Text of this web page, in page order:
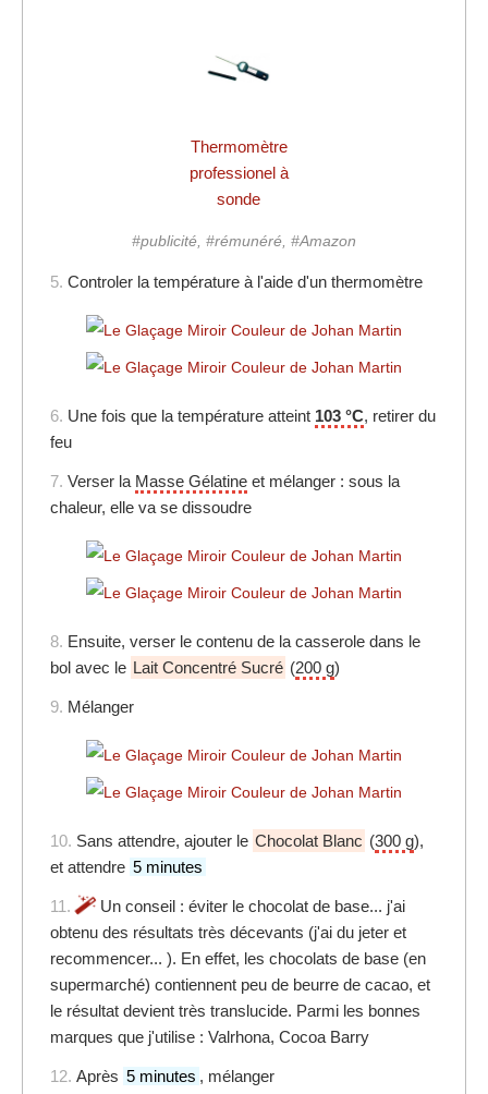
Thermomètre
professionel à
sonde
#publicité, #rémunéré, #Amazon
5. Controler la température à l'aide d'un thermomètre
6. Une fois que la température atteint 103 °C, retirer du
feu
7. Verser la Masse Gélatine et mélanger : sous la
chaleur, elle va se dissoudre
8. Ensuite, verser le contenu de la casserole dans le
bol avec le Lait Concentré Sucré (200 g)
9. Mélanger
10. Sans attendre, ajouter le Chocolat Blanc (300 g),
et attendre 5 minutes
11.
Un conseil : éviter le chocolat de base... j'ai
obtenu des résultats très décevants (j'ai du jeter et
recommencer... ). En effet, les chocolats de base (en
supermarché) contiennent peu de beurre de cacao, et
le résultat devient très translucide. Parmi les bonnes
marques que j'utilise : Valrhona, Cocoa Barry
12. Après 5 minutes , mélanger